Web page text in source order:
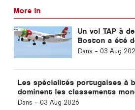
More in
Un vol TAP à
Boston a été
Açores en
Dans - 03 Aug
Les spécialités portugaises à
dominent les classements
TasteAtlas dévoile les
Dans - 03 Aug 2026